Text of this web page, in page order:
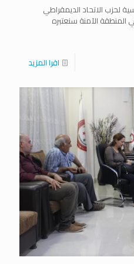
لحزب الاتحاد الديمقراطي
الآمنة سنعتبره
اقرا المزيد